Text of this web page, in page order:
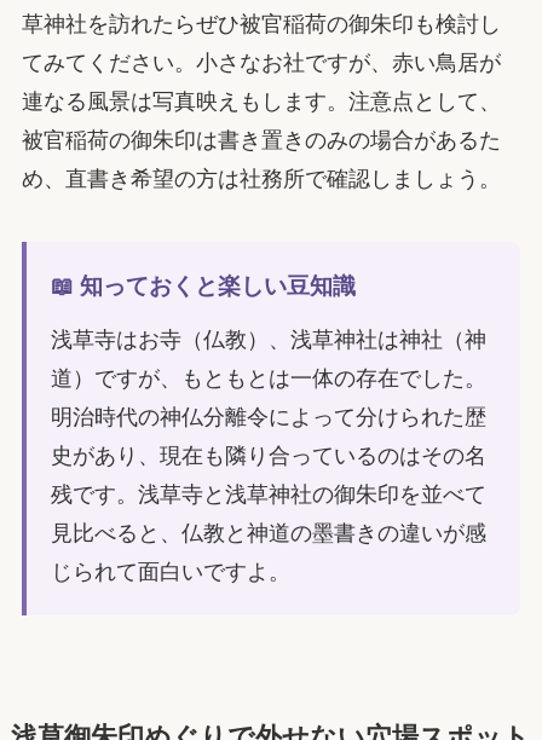
草神社を訪れたらぜひ被官稲荷の御朱印も検討し
てみてください。小さなお社ですが、赤い鳥居が
連なる風景は写真映えもします。注意点として、
被官稲荷の御朱印は書き置きのみの場合があるた
め、直書き希望の方は社務所で確認しましょう。
📖 知っておくと楽しい豆知識
浅草寺はお寺（仏教）、浅草神社は神社（神
道）ですが、もともとは一体の存在でした。
明治時代の神仏分離令によって分けられた歴
史があり、現在も隣り合っているのはその名
残です。浅草寺と浅草神社の御朱印を並べて
見比べると、仏教と神道の墨書きの違いが感
じられて面白いですよ。